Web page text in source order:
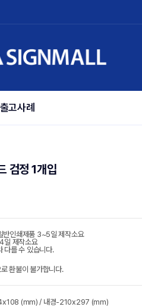
출고사례
검정 1개입
반인쇄제품 3~5일 제작소요
일 제작소요
다를 수 있습니다.
환불이 불가합니다.
(mm) / 내경-210x297 (mm)